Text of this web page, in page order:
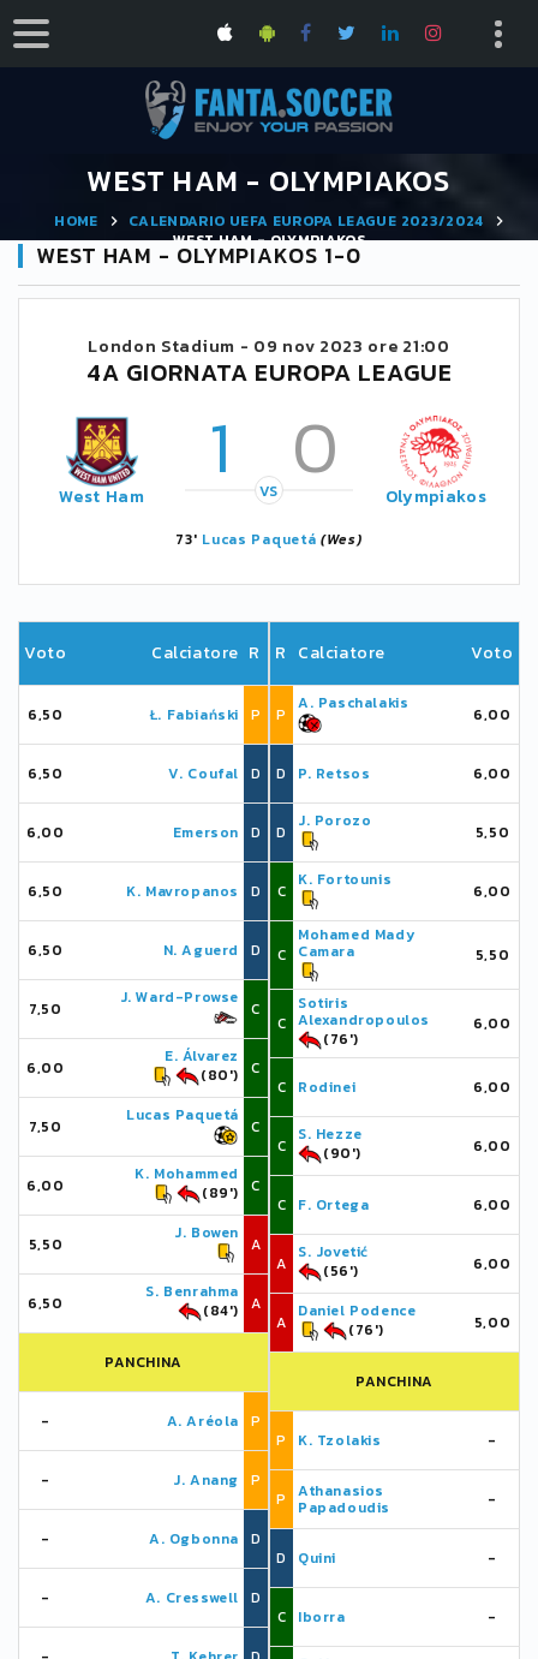
WEST HAM - OLYMPIAKOS
HOME
CALENDARIO UEFA EUROPA LEAGUE 2023/2024
WEST HAM - OLYMPIAKOS
WEST HAM - OLYMPIAKOS 1-0
London Stadium - 09 nov 2023 ore 21:00
4A GIORNATA EUROPA LEAGUE
West Ham 1 0
VS Olympiakos
73' Lucas Paquetá (Wes)
Voto Calciatore R
6,50 Ł. Fabiański P
6,50 V. Coufal D
6,00 Emerson D
6,50 K. Mavropanos D
6,50 N. Aguerd D
7,50
J. Ward-Prowse
C
6,00
E. Álvarez
(80')
C
7,50
Lucas Paquetá
C
6,00
K. Mohammed
(89')
C
5,50
J. Bowen
A
6,50
S. Benrahma
(84')
A
PANCHINA
- A. Aréola P
- J. Anang P
- A. Ogbonna D
- A. Cresswell D
R Calciatore Voto
P
A. Paschalakis
6,00
D P. Retsos 6,00
D
J. Porozo
5,50
C
K. Fortounis
6,00
C
Mohamed Mady
Camara 5,50
C
Sotiris
Alexandropoulos
(76')
6,00
C Rodinei 6,00
C
S. Hezze
(90')
6,00
C F. Ortega 6,00
A
S. Jovetić
(56')
6,00
A
Daniel Podence
(76')
5,00
PANCHINA
P K. Tzolakis -
P Athanasios
Papadoudis -
D Quini -
C Iborra -